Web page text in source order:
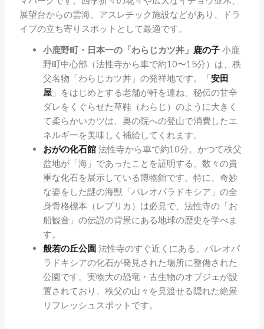
展望台からの雲海、アスレチック施設などがあり、ドラ
イブの立ち寄りスポットとして最適です。
小鹿野町・日本一の「わらじカツ丼」 鹿の子 小鹿
野町中心部（法性寺から車で約10〜15分）は、秩
父名物「わらじカツ丼」の発祥地です。「安田
屋 」をはじめとする老舗が軒を連ね、秘伝の甘辛
ダレをくぐらせた草鞋（わらじ）のように大きく
て柔らかいカツは、奥の院への登山で消費したエ
ネルギーを美味しく補給してくれます。
おがの化石館 法性寺から車で約10分。かつて秩父
盆地が「海」であったことを証明する、数々の貴
重な化石を展示している博物館です。特に、奇妙
な姿をした謎の海獣「パレオパラドキシア」の全
身骨格標本（レプリカ）は必見で、法性寺の「お
船観音」の伝説の背景にある地球の歴史を学べま
す。
般若の丘公園 法性寺のすぐ近くにある、パレオパ
ラドキシアの化石が発見された場所に整備された
公園です。実物大の恐竜・古生物のオブジェが設
置されており、秩父の山々を見渡せる隠れた絶景
リフレッシュスポットです。